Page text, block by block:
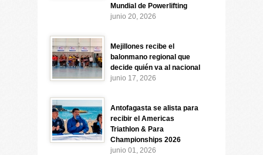
Mundial de Powerlifting
junio 20, 2026
Mejillones recibe el
balonmano regional que
decide quién va al nacional
junio 17, 2026
Antofagasta se alista para
recibir el Americas
Triathlon & Para
Championships 2026
junio 01, 2026